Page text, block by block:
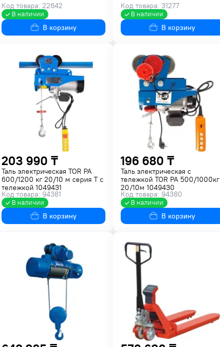
Код товара: 22642
В наличии
В корзину
Код товара: 31277
В наличии
В корзину
203 990 ₸
Таль электрическая TOR PA
600/1200 кг 20/10 м серия T с
тележкой 1049431
Код товара: 94381
В наличии
В корзину
196 680 ₸
Таль электрическая с
тележкой TOR PA 500/1000кг
20/10м 1049430
Код товара: 94380
В наличии
В корзину